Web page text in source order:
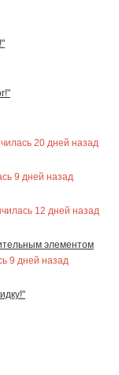
20 дней назад
9 дней назад
12 дней назад
элементом
9 дней назад